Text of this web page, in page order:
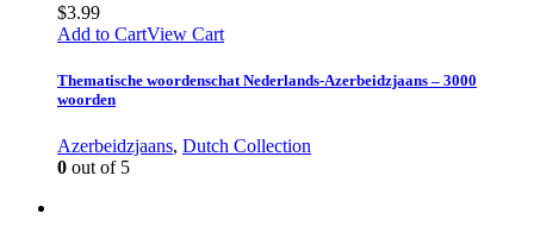
$3.99
Add to CartView Cart
Thematische woordenschat Nederlands-Azerbeidzjaans – 3000
woorden
Azerbeidzjaans, Dutch Collection
0 out of 5